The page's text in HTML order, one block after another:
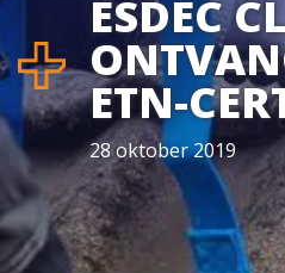
ESDEC
ETN-
28 oktober 2019